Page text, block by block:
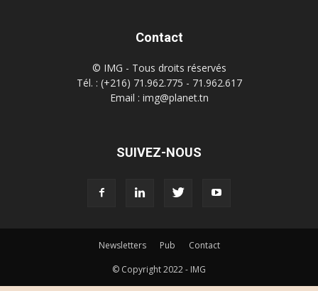
Contact
© IMG - Tous droits réservés
Tél. : (+216) 71.962.775 - 71.962.617
Email : img@planet.tn
SUIVEZ-NOUS
Newsletters Pub
Contact
© Copyright 2022 - IMG